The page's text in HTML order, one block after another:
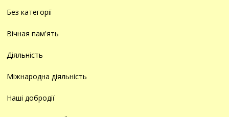
Без категорії
Вічная пам'ять
Діяльність
Міжнародна діяльність
Наші добродії